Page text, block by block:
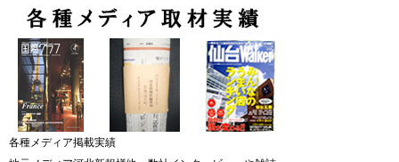
各種メディア掲載実績